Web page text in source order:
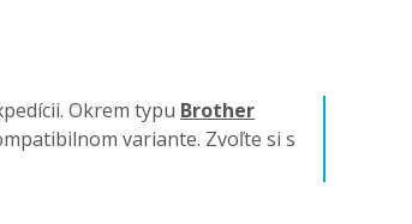
Okrem typu Brother
variante. Zvoľte si s